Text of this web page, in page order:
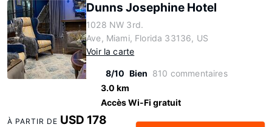
Dunns Josephine Hotel
1028 NW 3rd.
Ave, Miami, Florida 33136, US
Voir la carte
8/10 Bien 810 commentaires
3.0 km
Accès Wi-Fi gratuit
À PARTIR DE USD 178